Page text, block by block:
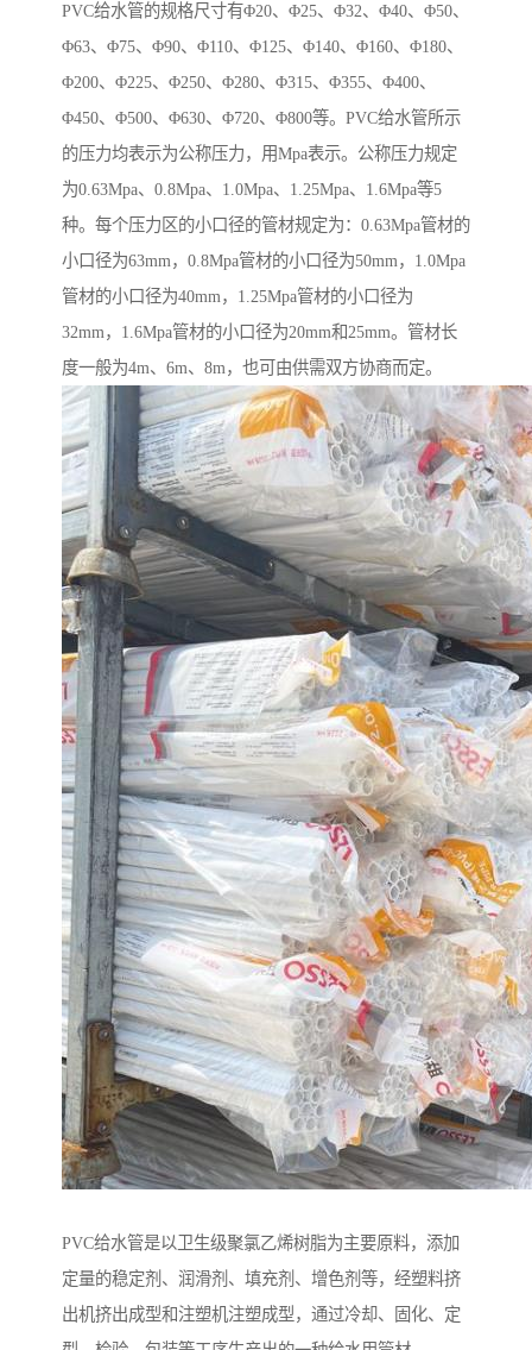
PVC给水管的规格尺寸有Φ20、Φ25、Φ32、Φ40、Φ50、
Φ63、Φ75、Φ90、Φ110、Φ125、Φ140、Φ160、Φ180、
Φ200、Φ225、Φ250、Φ280、Φ315、Φ355、Φ400、
Φ450、Φ500、Φ630、Φ720、Φ800等。PVC给水管所示
的压力均表示为公称压力，用Mpa表示。公称压力规定
为0.63Mpa、0.8Mpa、1.0Mpa、1.25Mpa、1.6Mpa等5
种。每个压力区的小口径的管材规定为：0.63Mpa管材的
小口径为63mm，0.8Mpa管材的小口径为50mm，1.0Mpa
管材的小口径为40mm，1.25Mpa管材的小口径为
32mm，1.6Mpa管材的小口径为20mm和25mm。管材长
度一般为4m、6m、8m，也可由供需双方协商而定。
PVC给水管是以卫生级聚氯乙烯树脂为主要原料，添加
定量的稳定剂、润滑剂、填充剂、增色剂等，经塑料挤
出机挤出成型和注塑机注塑成型，通过冷却、固化、定